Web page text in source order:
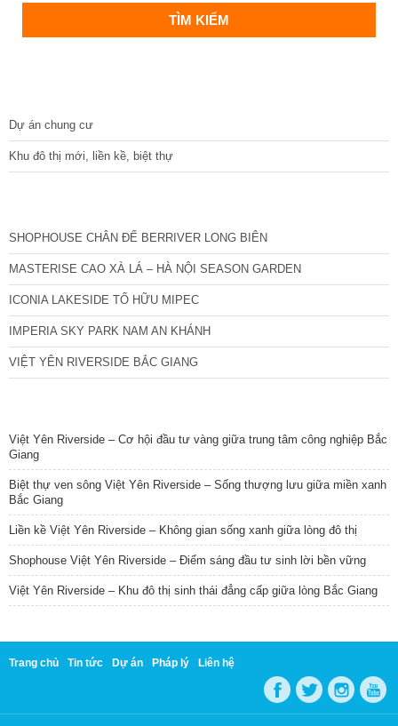
Dự án chung cư
Khu đô thị mới, liền kề, biệt thự
SHOPHOUSE CHÂN ĐẾ BERRIVER LONG BIÊN
MASTERISE CAO XÀ LÁ – HÀ NỘI SEASON GARDEN
ICONIA LAKESIDE TỐ HỮU MIPEC
IMPERIA SKY PARK NAM AN KHÁNH
VIỆT YÊN RIVERSIDE BẮC GIANG
Việt Yên Riverside – Cơ hội đầu tư vàng giữa trung tâm công nghiệp Bắc
Giang
Biệt thự ven sông Việt Yên Riverside – Sống thượng lưu giữa miền xanh
Bắc Giang
Liền kề Việt Yên Riverside – Không gian sống xanh giữa lòng đô thị
Shophouse Việt Yên Riverside – Điểm sáng đầu tư sinh lời bền vững
Việt Yên Riverside – Khu đô thị sinh thái đẳng cấp giữa lòng Bắc Giang
Trang chủ Tin tức Dự án Pháp lý Liên hệ